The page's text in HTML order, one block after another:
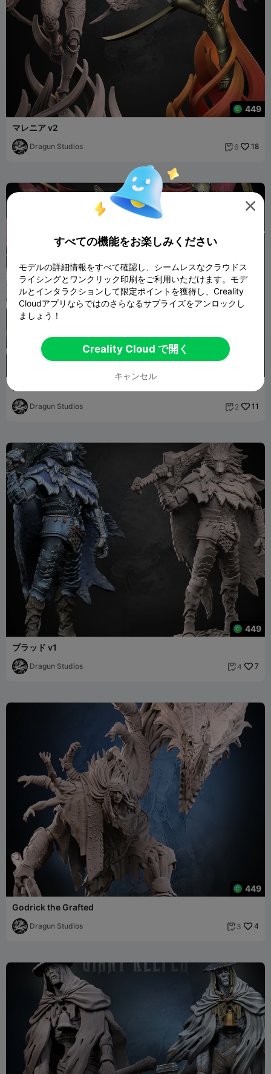
449
マレニア v2
Dragun Studios  6 18
Malenia v1
Dragun Studios  2 11
449
ブラッド v1
Dragun Studios  4 7
449
Godrick the Grafted
Dragun Studios  3 4

すべての機能をお楽しみください
モデルの詳細情報をすべて確認し、シームレスなクラウドス
ライシングとワンクリック印刷をご利用いただけます。モデ
ルとインタラクションして限定ポイントを獲得し、Creality
Cloudアプリならではのさらなるサプライズをアンロックし
ましょう！
Creality Cloud で開く
キャンセル